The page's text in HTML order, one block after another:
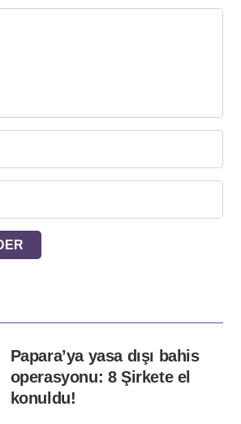
Papara’ya yasa dışı bahis
operasyonu: 8 Şirkete el
konuldu!